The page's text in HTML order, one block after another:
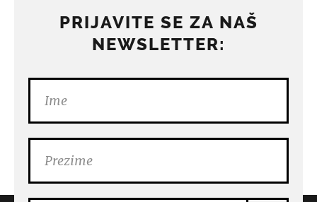
PRIJAVITE SE ZA NAŠ
NEWSLETTER: